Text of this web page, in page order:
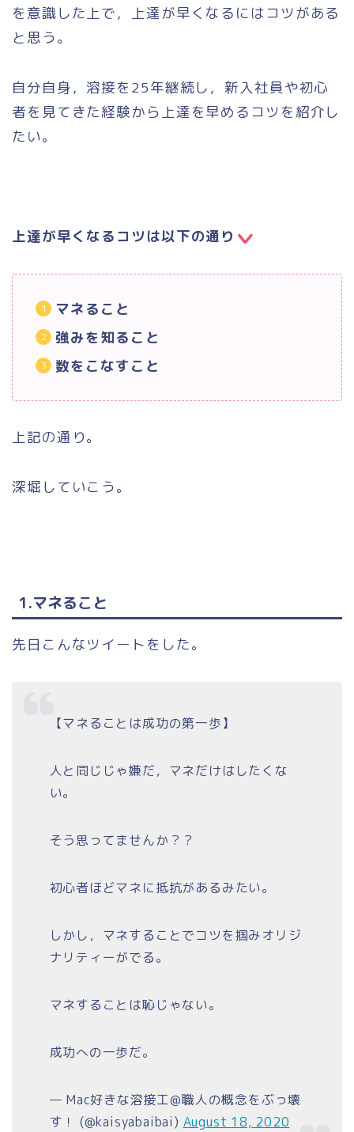
を意識した上で，上達が早くなるにはコツがある
と思う。
自分自身，溶接を25年継続し，新入社員や初心
者を見てきた経験から上達を早めるコツを紹介し
たい。
上達が早くなるコツは以下の通り
マネること
強みを知ること
数をこなすこと
上記の通り。
深堀していこう。
1.マネること
先日こんなツイートをした。
【マネることは成功の第一歩】
人と同じじゃ嫌だ，マネだけはしたくな
い。
そう思ってませんか？？
初心者ほどマネに抵抗があるみたい。
しかし，マネすることでコツを掴みオリジ
ナリティーがでる。
マネすることは恥じゃない。
成功への一歩だ。
— Mac好きな溶接工@職人の概念をぶっ壊
す！ (@kaisyabaibai) August 18, 2020